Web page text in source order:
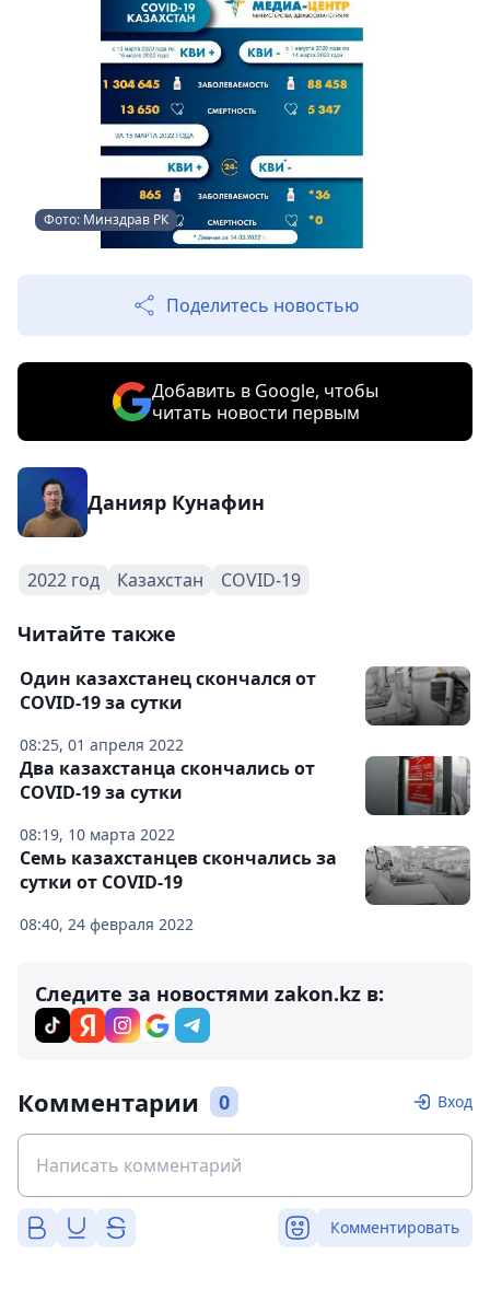
Фото: Минздрав РК
Поделитесь новостью
Добавить в Google, чтобы
читать новости первым
Данияр Кунафин
2022 год Казахстан COVID-19
Читайте также
08:25, 01 апреля 2022
Один казахстанец скончался от
COVID-19 за сутки
08:19, 10 марта 2022
Два казахстанца скончались от
COVID-19 за сутки
08:40, 24 февраля 2022
Семь казахстанцев скончались за
сутки от COVID-19
Следите за новостями zakon.kz в:
Комментарии 0 Вход
Комментировать